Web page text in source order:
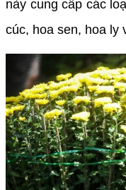
này cung cấp các
cúc, hoa sen, hoa ly